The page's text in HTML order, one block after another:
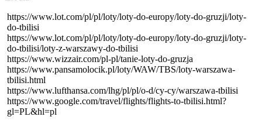
https://www.lot.com/pl/pl/loty/loty-do-europy/loty-do-gruzji/loty-
do-tbilisi
https://www.lot.com/pl/pl/loty/loty-do-europy/loty-do-gruzji/loty-
do-tbilisi/loty-z-warszawy-do-tbilisi
https://www.wizzair.com/pl-pl/tanie-loty-do-gruzja
https://www.pansamolocik.pl/loty/WAW/TBS/loty-warszawa-
tbilisi.html
https://www.lufthansa.com/lhg/pl/pl/o-d/cy-cy/warszawa-tbilisi
https://www.google.com/travel/flights/flights-to-tbilisi.html?
gl=PL&hl=pl